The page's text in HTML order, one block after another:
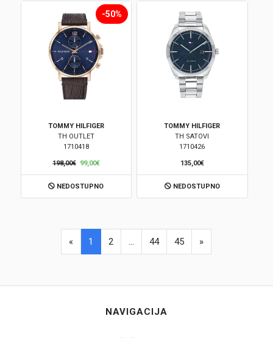
-50%
TOMMY HILFIGER
TH OUTLET
1710418
198,00€ 99,00€
NEDOSTUPNO
TOMMY HILFIGER
TH SATOVI
1710426
135,00€
NEDOSTUPNO
« 1 2 ... 44 45 »
NAVIGACIJA